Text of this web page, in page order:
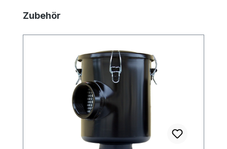
Produktgalerie überspringen
Zubehör